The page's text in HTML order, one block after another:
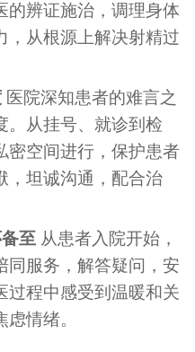
的辨证施治，调理身体
，从根源上解决射精过
医院深知患者的难言之
。从挂号、就诊到检
密空间进行，保护患者
，坦诚沟通，配合治
至 从患者入院开始，
同服务，解答疑问，安
过程中感受到温暖和关
情绪。